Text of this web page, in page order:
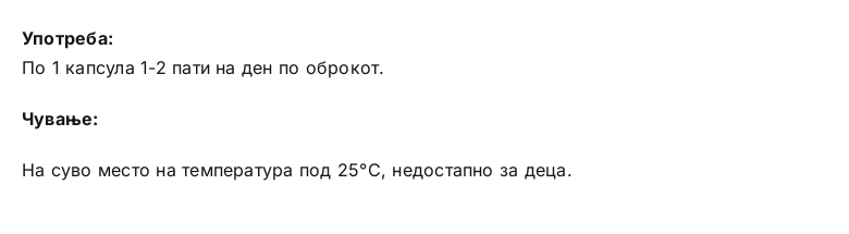
Употреба:
По 1 капсула 1-2 пати на ден по оброкот.
Чување:
На суво место на температура под 25°C, недостапно за деца.